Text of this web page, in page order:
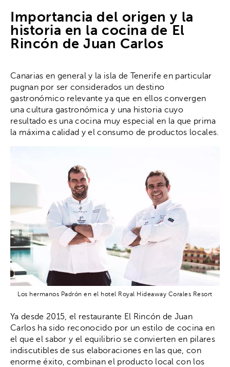
Importancia del origen y la
historia en la cocina de El
Rincón de Juan Carlos
Canarias en general y la isla de Tenerife en particular
pugnan por ser considerados un destino
gastronómico relevante ya que en ellos convergen
una cultura gastronómica y una historia cuyo
resultado es una cocina muy especial en la que prima
la máxima calidad y el consumo de productos locales.
Los hermanos Padrón en el hotel Royal Hideaway Corales Resort
Ya desde 2015, el restaurante El Rincón de Juan
Carlos ha sido reconocido por un estilo de cocina en
el que el sabor y el equilibrio se convierten en pilares
indiscutibles de sus elaboraciones en las que, con
enorme éxito, combinan el producto local con los